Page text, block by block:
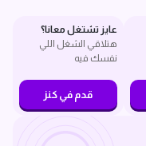
عايز تشتغل معانا؟
هتلاقي الشغل اللي
نفسك فيه
قدم في كنز